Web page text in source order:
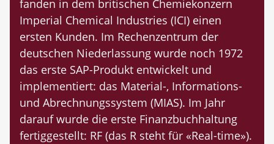
fanden in dem britischen Chemiekonzern
Imperial Chemical Industries (ICI) einen
ersten Kunden. Im Rechenzentrum der
deutschen Niederlassung wurde noch 1972
das erste SAP-Produkt entwickelt und
implementiert: das Material-, Informations-
und Abrechnungssystem (MIAS). Im Jahr
darauf wurde die erste Finanzbuchhaltung
fertiggestellt: RF (das R steht für «Real-time»).